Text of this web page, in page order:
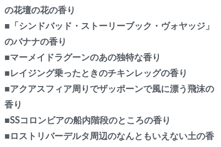
の花壇の花の香り
■「シンドバッド・ストーリーブック・ヴォヤッジ」
のバナナの香り
■マーメイドラグーンのあの独特な香り
■レイジング乗ったときのチキンレッグの香り
■アクアスフィア周りでザッポーンで風に漂う飛沫の
香り
■SSコロンビアの船内階段のところの香り
■ロストリバーデルタ周辺のなんともいえない土の香